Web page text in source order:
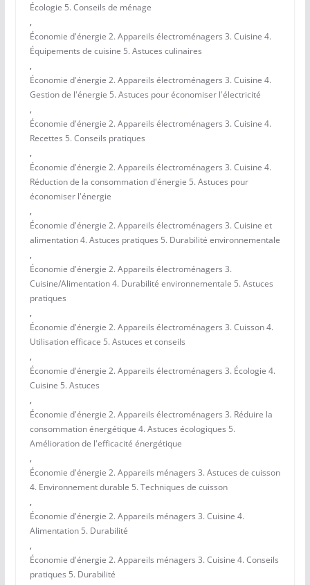
Écologie 5. Conseils de ménage
,
Économie d'énergie 2. Appareils électroménagers 3. Cuisine 4.
Équipements de cuisine 5. Astuces culinaires
,
Économie d'énergie 2. Appareils électroménagers 3. Cuisine 4.
Gestion de l'énergie 5. Astuces pour économiser l'électricité
,
Économie d'énergie 2. Appareils électroménagers 3. Cuisine 4.
Recettes 5. Conseils pratiques
,
Économie d'énergie 2. Appareils électroménagers 3. Cuisine 4.
Réduction de la consommation d'énergie 5. Astuces pour
économiser l'énergie
,
Économie d'énergie 2. Appareils électroménagers 3. Cuisine et
alimentation 4. Astuces pratiques 5. Durabilité environnementale
,
Économie d'énergie 2. Appareils électroménagers 3.
Cuisine/Alimentation 4. Durabilité environnementale 5. Astuces
pratiques
,
Économie d'énergie 2. Appareils électroménagers 3. Cuisson 4.
Utilisation efficace 5. Astuces et conseils
,
Économie d'énergie 2. Appareils électroménagers 3. Écologie 4.
Cuisine 5. Astuces
,
Économie d'énergie 2. Appareils électroménagers 3. Réduire la
consommation énergétique 4. Astuces écologiques 5.
Amélioration de l'efficacité énergétique
,
Économie d'énergie 2. Appareils ménagers 3. Astuces de cuisson
4. Environnement durable 5. Techniques de cuisson
,
Économie d'énergie 2. Appareils ménagers 3. Cuisine 4.
Alimentation 5. Durabilité
,
Économie d'énergie 2. Appareils ménagers 3. Cuisine 4. Conseils
pratiques 5. Durabilité